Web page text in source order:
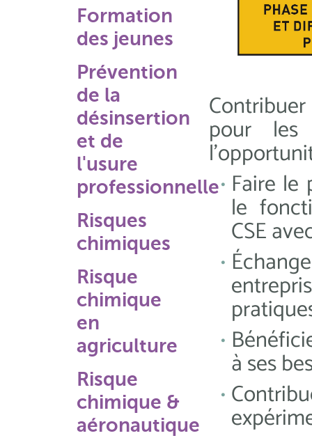
Formation
des jeunes
Prévention
de la
désinsertion
et de
l'usure
professionnelle
Risques
chimiques
Risque
chimique
en
agriculture
Risque
chimique &
aéronautique
pour les
Faire
le
CSE
à ses